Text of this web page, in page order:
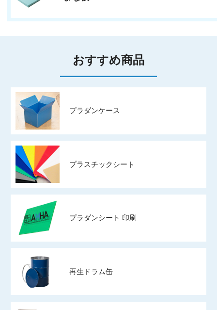
おすすめ商品
プラダンケース
プラスチックシート
プラダンシート 印刷
再生ドラム缶